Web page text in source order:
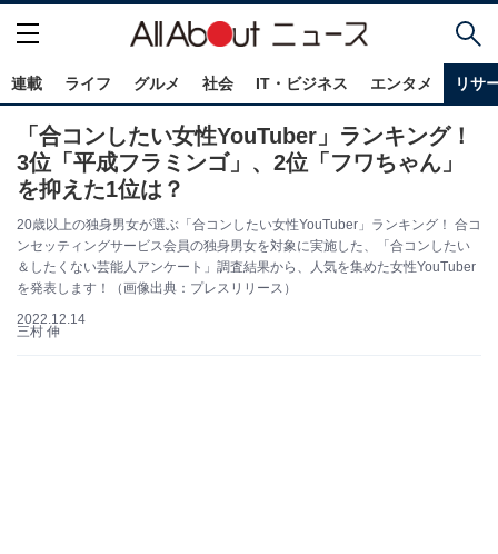
連載 ライフ グルメ 社会 IT・ビジネス エンタメ リサ
「合コンしたい女性YouTuber」ランキング！
3位「平成フラミンゴ」、2位「フワちゃん」
を抑えた1位は？
20歳以上の独身男女が選ぶ「合コンしたい女性YouTuber」ランキング！ 合コ
ンセッティングサービス会員の独身男女を対象に実施した、「合コンしたい
＆したくない芸能人アンケート」調査結果から、人気を集めた女性YouTuber
を発表します！（画像出典：プレスリリース）
2022.12.14
三村 伸